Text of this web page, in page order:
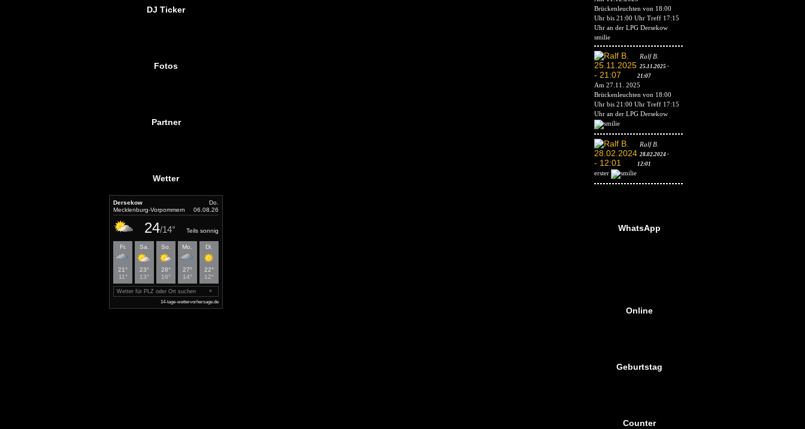
DJ Ticker
Fotos
Partner
Wetter
Brückenleuchten von 18:00
Uhr bis 21:00 Uhr Treff 17:15
Uhr an der LPG Dersekow
smilie
Ralf B.
25.11.2025 -
21:07
Am 27.11. 2025
Brückenleuchten von 18:00
Uhr bis 21:00 Uhr Treff 17:15
Uhr an der LPG Dersekow
Ralf B.
28.02.2024 -
12:01
erster
WhatsApp
Online
Geburtstag
Counter